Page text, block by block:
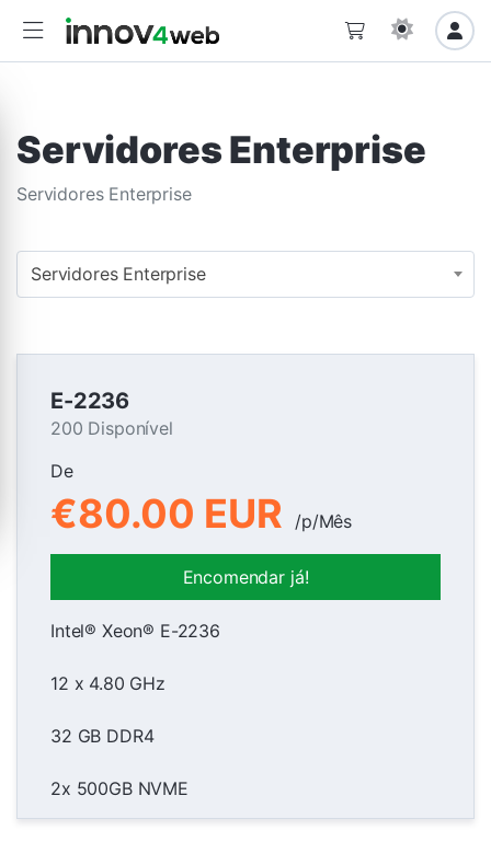
Servidores Enterprise
Servidores Enterprise
Servidores Enterprise
E-2236
200 Disponível
De
€80.00 EUR /p/Mês
Encomendar já!
Intel® Xeon® E-2236
12 x 4.80 GHz
32 GB DDR4
2x 500GB NVME